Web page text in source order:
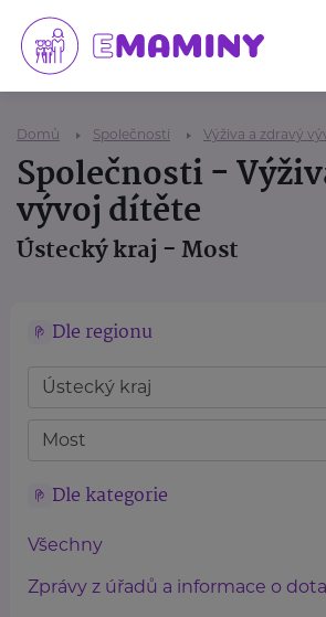
Domů Společnosti Výživa a zdravý
Společnosti -
vývoj dítěte
Ústecký kraj - Most
Dle regionu
Dle kategorie
Všechny
Zprávy z úřadů a informace o